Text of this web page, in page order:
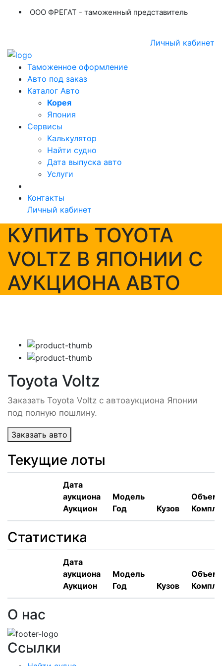
ООО ФРЕГАТ - таможенный представитель
Личный кабинет
Таможенное оформление
Авто под заказ
Каталог Авто
Корея
Япония
Сервисы
Калькулятор
Найти судно
Дата выпуска авто
Услуги
Контакты
Личный кабинет
КУПИТЬ TOYOTA
VOLTZ В ЯПОНИИ С
АУКЦИОНА АВТО
Toyota Voltz
Заказать Toyota Voltz с автоаукциона Японии
под полную пошлину.
Заказать авто
Текущие лоты
Дата
аукциона
Аукцион
Модель
Год
Кузов
Объем,
Статистика
Дата
аукциона
Аукцион
Модель
Год
Кузов
Объем,
О нас
Ссылки